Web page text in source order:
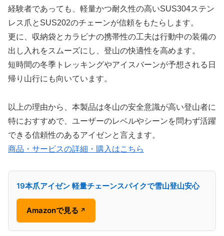
経験者であっても、軽量かつ耐久性の高いSUS304ステン
レス爪とSUS202のチェーンが信頼をもたらします。
更に、収納袋とカラビナの携帯性の工夫は行動中の装備の
出し入れをスムーズにし、登山の快適性を高めます。
短時間の冬季トレッキングやアイスバーンが予想される日
帰り山行にも向いています。
以上の理由から、本製品は冬山の安全意識が高い登山者に
特におすすめで、ユーザーのレベルやシーンを問わず活躍
できる信頼性のあるアイゼンと言えます。
商品・サービスの詳細・購入はこちら
19本爪アイゼン 軽量チェーンスパイクで雪山登山安心
Amazonで見る ↗